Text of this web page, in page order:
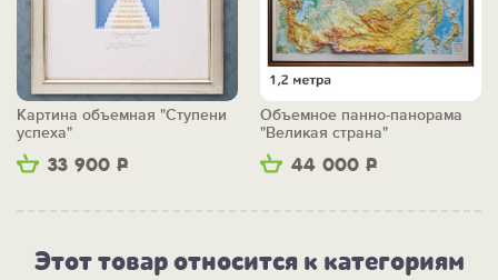
33 900 Р
Картина объемная "Ступени
успеха"
44 000 Р
Объемное панно-панорама
"Великая страна"
Этот товар относится к категориям